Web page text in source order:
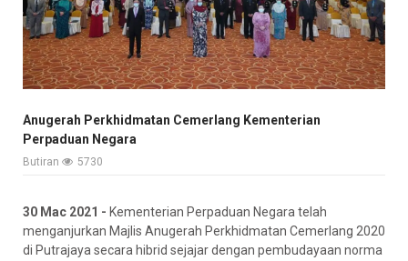
Anugerah Perkhidmatan Cemerlang Kementerian
Perpaduan Negara
Butiran 5730
30 Mac 2021 - Kementerian Perpaduan Negara telah
menganjurkan Majlis Anugerah Perkhidmatan Cemerlang 2020
di Putrajaya secara hibrid sejajar dengan pembudayaan norma